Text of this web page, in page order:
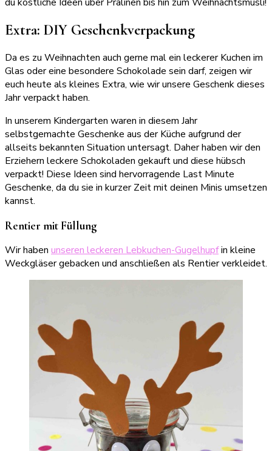
Extra: DIY Geschenkverpackung
Da es zu Weihnachten auch gerne mal ein leckerer Kuchen im
Glas oder eine besondere Schokolade sein darf, zeigen wir
euch heute als kleines Extra, wie wir unsere Geschenk dieses
Jahr verpackt haben.
In unserem Kindergarten waren in diesem Jahr
selbstgemachte Geschenke aus der Küche aufgrund der
allseits bekannten Situation untersagt. Daher haben wir den
Erziehern leckere Schokoladen gekauft und diese hübsch
verpackt! Diese Ideen sind hervorragende Last Minute
Geschenke, da du sie in kurzer Zeit mit deinen Minis umsetzen
kannst.
Rentier mit Füllung
Wir haben unseren leckeren Lebkuchen-Gugelhupfin kleine
Weckgläser gebacken und anschließen als Rentier verkleidet.